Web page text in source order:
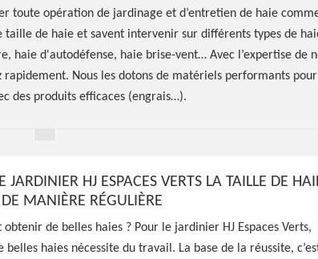
toute opération de jardinage et d’entretien de haie
de haie et savent intervenir sur différents types de
haie d'autodéfense, haie brise-vent… Avec l’expertise de
Nous les dotons de matériels performants pour
des produits efficaces (engrais…).
JARDINIER HJ ESPACES VERTS LA TAILLE DE
MANIÈRE RÉGULIÈRE
obtenir de belles haies ? Pour le jardinier HJ Espaces Verts,
belles haies nécessite du travail. La base de la réussite,